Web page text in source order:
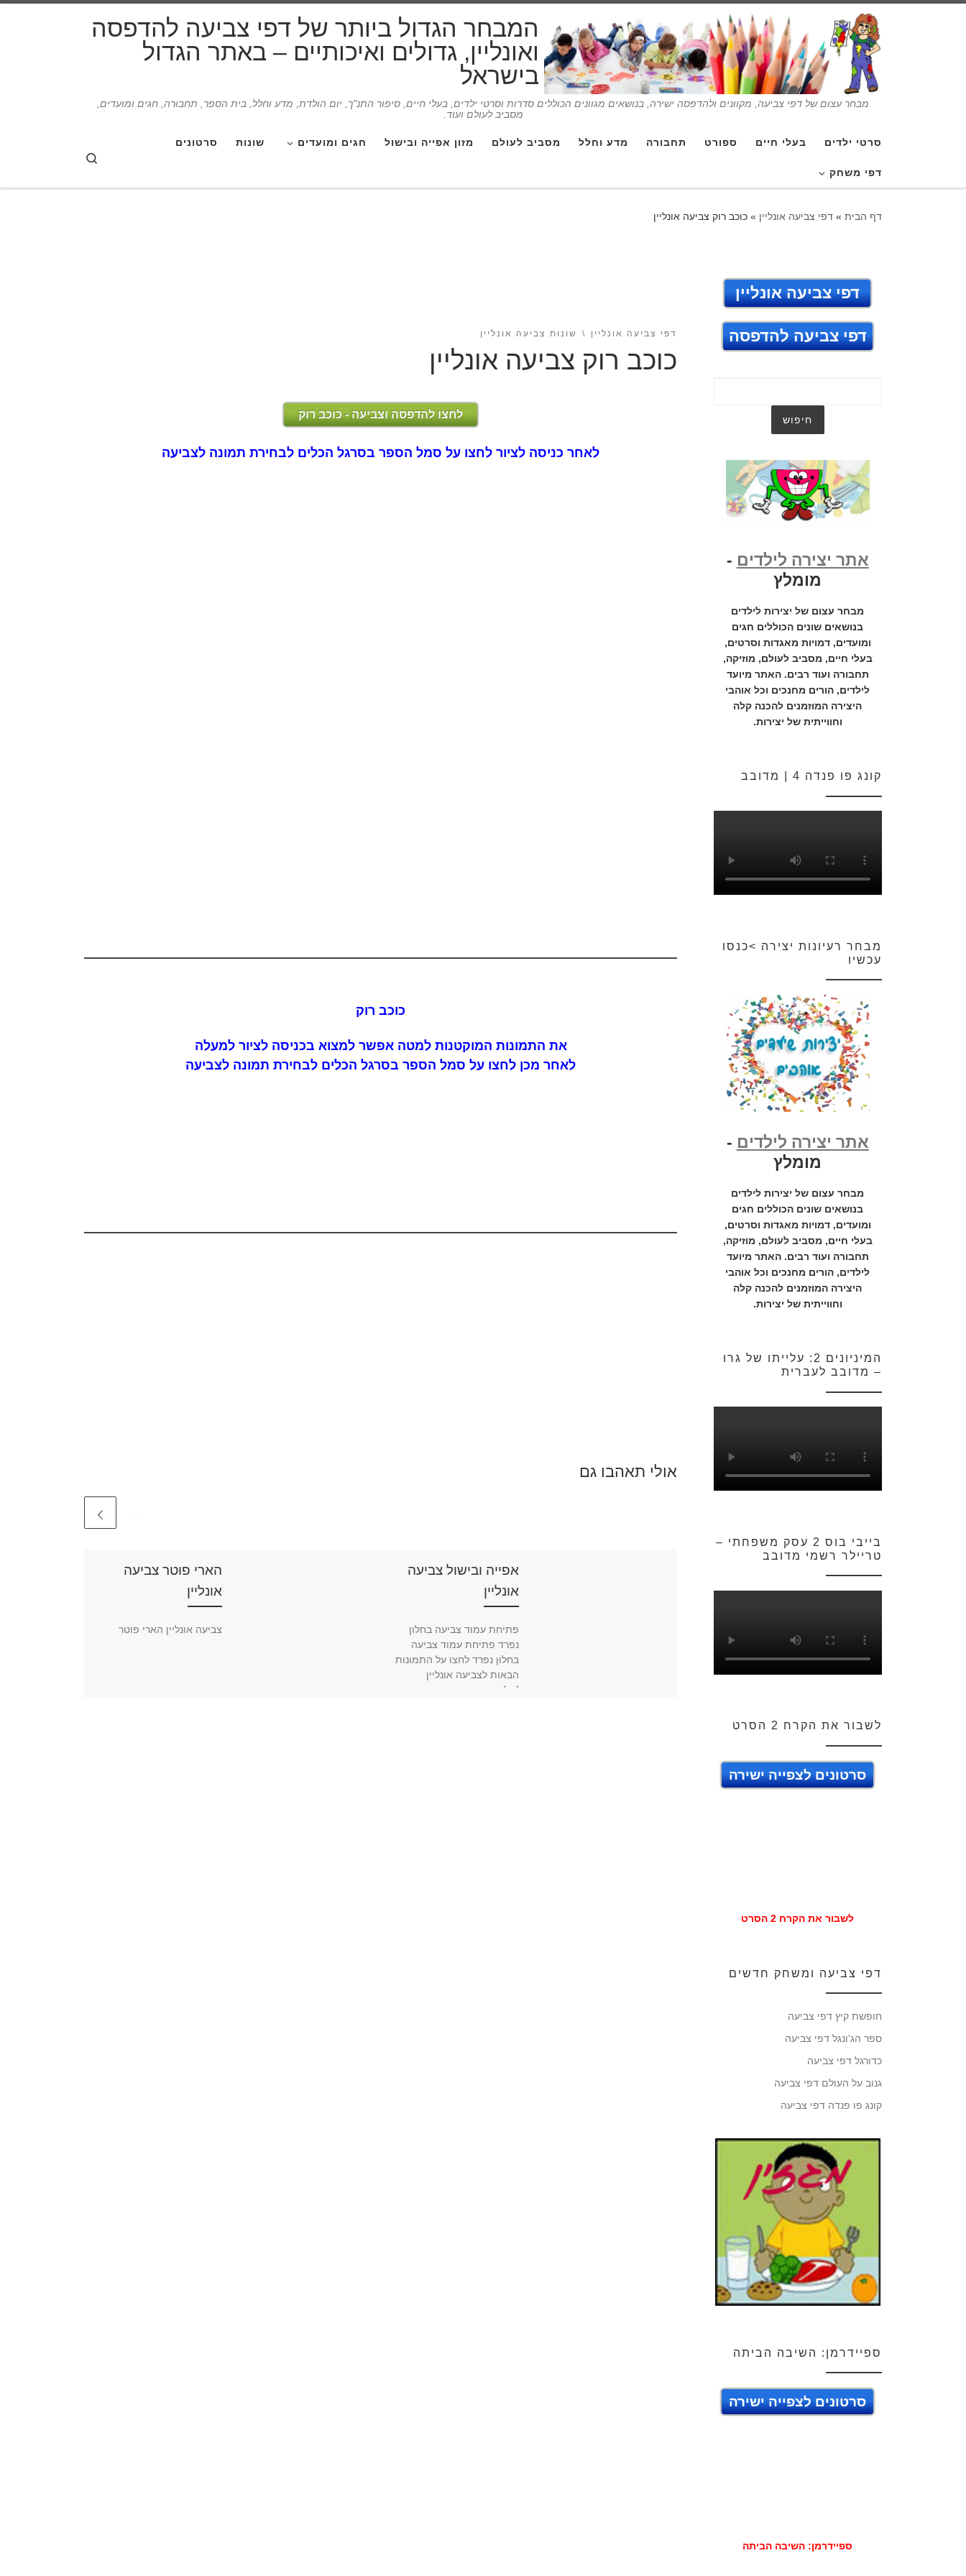
המבחר הגדול ביותר של דפי צביעה להדפסה
ואונליין, גדולים ואיכותיים – באתר הגדול
בישראל
מבחר עצום של דפי צביעה, מקוונים ולהדפסה ישירה, בנושאים מגוונים הכוללים סדרות וסרטי ילדים, בעלי חיים, סיפור התנ"ך, יום הולדת, מדע וחלל, בית הספר, תחבורה, חגים ומועדים,
מסביב לעולם ועוד.
סרטי ילדים בעלי חיים ספורט תחבורה מדע וחלל מסביב לעולם מזון אפייה ובישול חגים ומועדים שונות סרטונים
דפי משחק
דף הבית » דפי צביעה אונליין » כוכב רוק צביעה אונליין
דפי צביעה אונליין שונות צביעה אונליין
כוכב רוק צביעה אונליין
לחצו להדפסה וצביעה - כוכב רוק
לאחר כניסה לציור לחצו על סמל הספר בסרגל הכלים לבחירת תמונה לצביעה
כוכב רוק
את התמונות המוקטנות למטה אפשר למצוא בכניסה לציור למעלה
לאחר מכן לחצו על סמל הספר בסרגל הכלים לבחירת תמונה לצביעה
אולי תאהבו גם
אפייה ובישול צביעה
אונליין
פתיחת עמוד צביעה בחלון
נפרד פתיחת עמוד צביעה
בחלון נפרד לחצו על התמונות
הבאות לצביעה אונליין
[…]
הארי פוטר צביעה
אונליין
צביעה אונליין הארי פוטר
דפי צביעה אונליין
דפי צביעה להדפסה
אתר יצירה לילדים -
מומלץ
מבחר עצום של יצירות לילדים
בנושאים שונים הכוללים חגים
ומועדים, דמויות מאגדות וסרטים,
בעלי חיים, מסביב לעולם, מוזיקה,
תחבורה ועוד רבים. האתר מיועד
לילדים, הורים מחנכים וכל אוהבי
היצירה המוזמנים להכנה קלה
וחווייתית של יצירות.
קונג פו פנדה 4 | מדובב
מבחר רעיונות יצירה >כנסו
עכשיו
אתר יצירה לילדים -
מומלץ
מבחר עצום של יצירות לילדים
בנושאים שונים הכוללים חגים
ומועדים, דמויות מאגדות וסרטים,
בעלי חיים, מסביב לעולם, מוזיקה,
תחבורה ועוד רבים. האתר מיועד
לילדים, הורים מחנכים וכל אוהבי
היצירה המוזמנים להכנה קלה
וחווייתית של יצירות.
המיניונים 2: עלייתו של גרו
– מדובב לעברית
בייבי בוס 2 עסק משפחתי –
טריילר רשמי מדובב
לשבור את הקרח 2 הסרט
סרטונים לצפייה ישירה
לשבור את הקרח 2 הסרט
דפי צביעה ומשחק חדשים
חופשת קיץ דפי צביעה
ספר הג'ונגל דפי צביעה
כדורגל דפי צביעה
גנוב על העולם דפי צביעה
קונג פו פנדה דפי צביעה
ספיידרמן: השיבה הביתה
סרטונים לצפייה ישירה
ספיידרמן: השיבה הביתה